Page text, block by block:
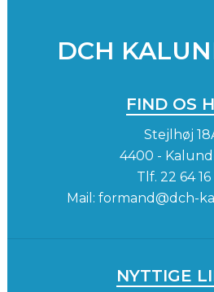
INSTAGRAM
DCH
FIND OS
Stejlhøj
4400 -
Tlf.22 64 16
Mail: formand@dch-
NYTTIGE